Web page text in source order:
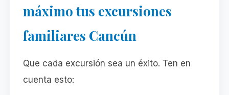
máximo tus excursiones
familiares Cancún
Que cada excursión sea un éxito. Ten en
cuenta esto: